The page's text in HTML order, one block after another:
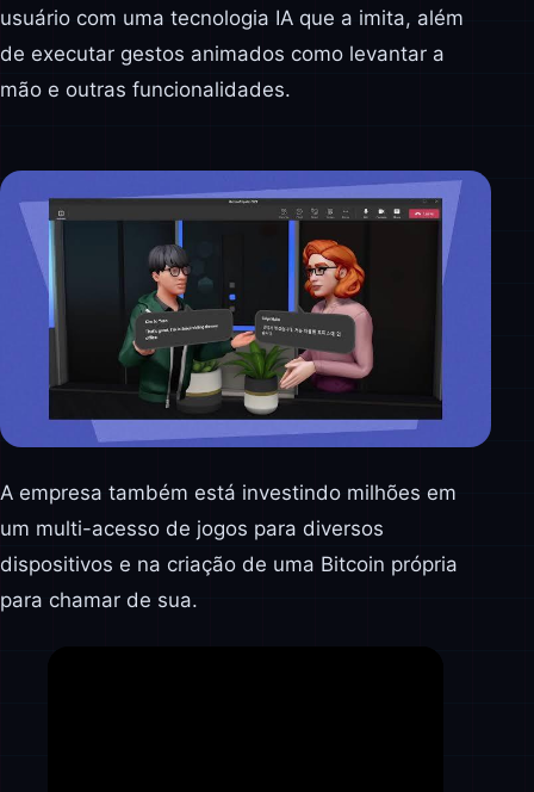
usuário com uma tecnologia IA que a imita, além
de executar gestos animados como levantar a
mão e outras funcionalidades.
A empresa também está investindo milhões em
um multi-acesso de jogos para diversos
dispositivos e na criação de uma Bitcoin própria
para chamar de sua.